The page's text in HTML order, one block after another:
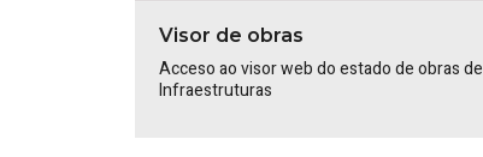
Visor de obras
Acceso ao visor web do estado de obras de
Infraestruturas